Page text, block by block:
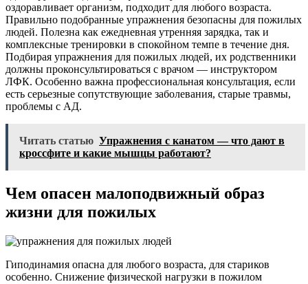
оздоравливает организм, подходит для любого возраста.
Правильно подобранные упражнения безопасны для пожилых
людей. Полезна как ежедневная утренняя зарядка, так и
комплексные тренировки в спокойном темпе в течение дня.
Подбирая упражнения для пожилых людей, их родственники
должны проконсультироваться с врачом — инструктором
ЛФК. Особенно важна профессиональная консультация, если
есть серьезные сопутствующие заболевания, старые травмы,
проблемы с АД.
Читать статью Упражнения с канатом — что дают в
кроссфите и какие мышцы работают?
Чем опасен малоподвижный образ
жизни для пожилых
Гиподинамия опасна для любого возраста, для стариков
особенно. Снижение физической нагрузки в пожилом